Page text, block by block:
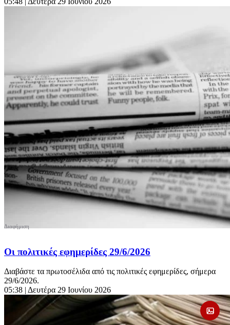
Οι πολιτικές εφημερίδες 29/6/2026
Διαβάστε τα πρωτοσέλιδα από τις πολιτικές εφημερίδες, σήμερα
29/6/2026.
05:38 | Δευτέρα 29 Ιουνίου 2026